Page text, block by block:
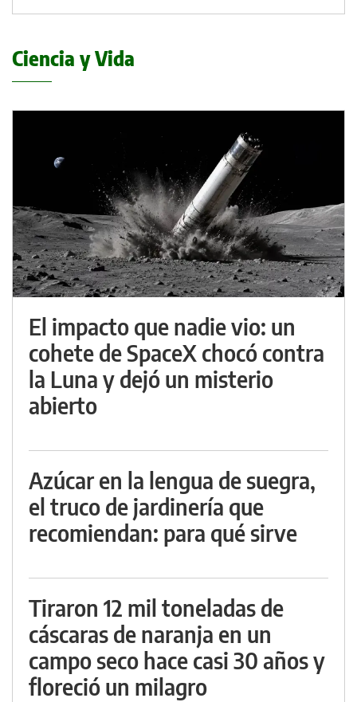
Ciencia y Vida
El impacto que nadie vio: un
cohete de SpaceX chocó contra
la Luna y dejó un misterio
abierto
Azúcar en la lengua de suegra,
el truco de jardinería que
recomiendan: para qué sirve
Tiraron 12 mil toneladas de
cáscaras de naranja en un
campo seco hace casi 30 años y
floreció un milagro